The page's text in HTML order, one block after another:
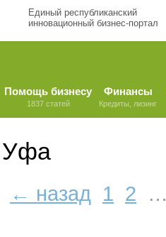
Единый республиканский
инновационный бизнес-портал
Помощь бизнесу
1837 статей
Финансы
Кредиты, лизинг
Уфа
← назад 1 2 …